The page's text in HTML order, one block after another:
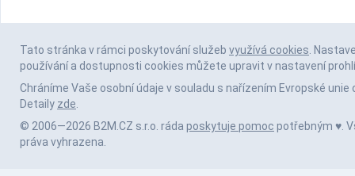
Tato stránka v rámci poskytování služeb využívá cookies.
používání a dostupnosti cookies můžete upravit v nastavení
Chráníme Vaše osobní údaje v souladu s nařízením Evropské unie
Detaily zde.
© 2006—2026 B2M.CZ s.r.o. ráda poskytuje pomoc potřebným ♥️.
práva vyhrazena.